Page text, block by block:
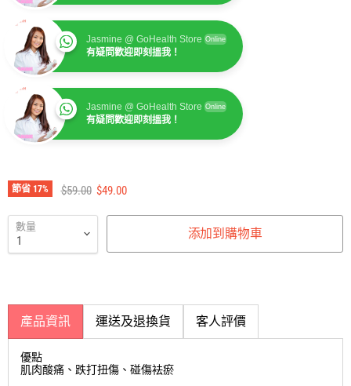
Jasmine @ GoHealth Store Online
有疑問歡迎即刻搵我！
Jasmine @ GoHealth Store Online
有疑問歡迎即刻搵我！
節省 17% 建議零售價
$59.00 售價
$49.00
數量 添加到購物車
產品資訊 運送及退換貨 客人評價
優點
肌肉酸痛、跌打扭傷、碰傷袪瘀